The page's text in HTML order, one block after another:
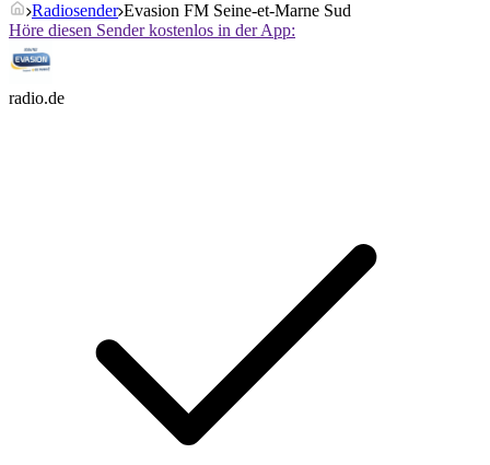
Radiosender Evasion FM Seine-et-Marne Sud
Höre diesen Sender kostenlos in der App:
radio.de